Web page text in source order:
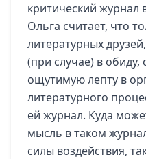
критический журнал
Ольга считает, что
литературных
(при случае) в обиду,
ощутимую лепту в
литературного
ей журнал. Куда
мысль в таком
силы воздействия,